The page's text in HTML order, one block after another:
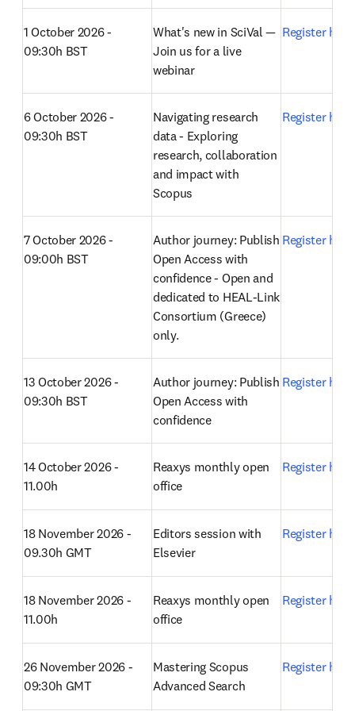
1 October 2026 -
09:30h BST
What's new in SciVal —
Join us for a live
webinar
Register here
6 October 2026 -
09:30h BST
Navigating research
data - Exploring
research, collaboration
and impact with
Scopus
Register here
7 October 2026 -
09:00h BST
Author journey: Publish
Open Access with
confidence - Open and
dedicated to HEAL-Link
Consortium (Greece)
only.
Register here
13 October 2026 -
09:30h BST
Author journey: Publish
Open Access with
confidence
Register here
14 October 2026 -
11.00h
Reaxys monthly open
office
Register here
18 November 2026 -
09.30h GMT
Editors session with
Elsevier
Register here
18 November 2026 -
11.00h
Reaxys monthly open
office
Register here
26 November 2026 -
09:30h GMT
Mastering Scopus
Advanced Search
Register here